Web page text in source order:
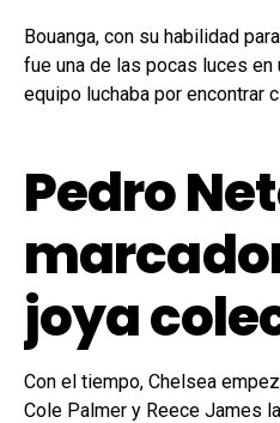
Bouanga, con su habilidad
fue una de las pocas luces
equipo luchaba por encontrar
Pedro
joya
Con el tiempo, Chelsea
Cole Palmer y Reece James